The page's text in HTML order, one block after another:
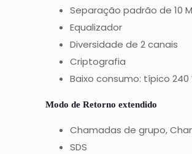
Separação padrão de 10
Equalizador
Diversidade de 2 canais
Criptografia
Baixo consumo: típico
Modo de Retorno extendido
Chamadas de grupo,
SDS